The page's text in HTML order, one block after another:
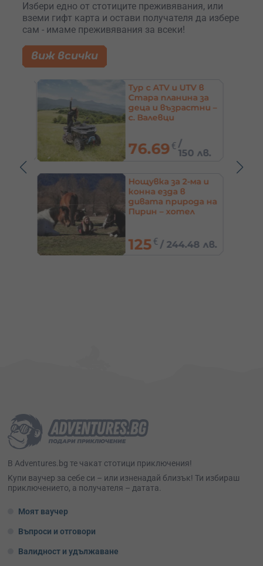
Избери едно от стотиците преживявания, или
вземи гифт карта и остави получателя да избере
сам - имаме преживявания за всеки!
виж всички
Tур с ATV и UTV в
Стара планина за
деца и възрастни –
с. Валевци
76.69 € /
150 лв.
Нощувка за 2-ма и
конна езда в
дивата природа на
Пирин – хотел
125 € /244.48 лв.
В Adventures.bg те чакат стотици приключения!
Kупи ваучер за себе си – или изненадай близък! Ти избираш
приключението, а получателя – датата.
Моят ваучер
Въпроси и отговори
Валидност и удължаване